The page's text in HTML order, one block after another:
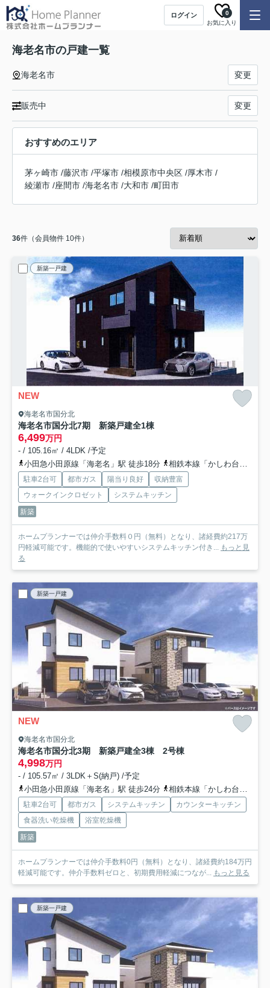
ログイン
お気に入り
0
海老名市の戸建一覧
海老名市 変更
販売中 変更
おすすめのエリア
茅ヶ崎市 /藤沢市 /平塚市 /相模原市中央区 /厚木市 /
綾瀬市 /座間市 /海老名市 /大和市 /町田市
36件（会員物件 10件）
新築一戸建
NEW
海老名市国分北
海老名市国分北7期 新築戸建全1棟
6,499万円
- / 105.16㎡ / 4LDK /予定
小田急小田原線「海老名」駅 徒歩18分
相鉄本線「かしわ台」駅 徒歩31分
駐車2台可 都市ガス 陽当り良好
収納豊富
ウォークインクロゼット
システムキッチン
新築
ホームプランナーでは仲介手数料０円（無料）となり、諸経費約217万
円軽減可能です。機能的で使いやすいシステムキッチン付き... もっと見
る
新築一戸建
NEW
海老名市国分北
海老名市国分北3期 新築戸建全3棟 2号棟
4,998万円
- / 105.57㎡ / 3LDK＋S(納戸) /予定
小田急小田原線「海老名」駅 徒歩24分
相鉄本線「かしわ台」駅 徒歩21分
駐車2台可 都市ガス システムキッチン
カウンターキッチン
食器洗い乾燥機
浴室乾燥機
新築
ホームプランナーでは仲介手数料0円（無料）となり、諸経費約184万円
軽減可能です。仲介手数料ゼロと、初期費用軽減につなが... もっと見る
新築一戸建